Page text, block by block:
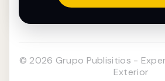
© 2026 Grupo Publisitios -
Exterior